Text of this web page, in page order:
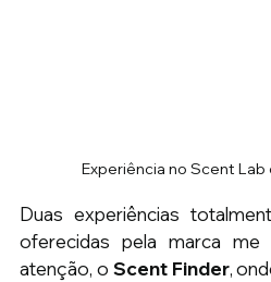
Experiência no Scent Lab
Duas experiências
oferecidas pela marca me
atenção, o Scent Finder,